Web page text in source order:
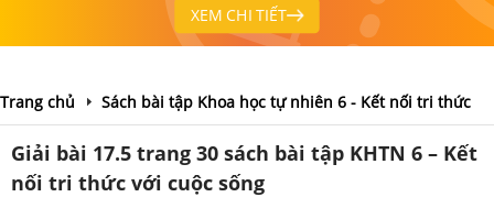
XEM CHI TIẾT
Trang chủ Sách bài tập Khoa học tự nhiên 6 - Kết nối tri thức
Giải bài 17.5 trang 30 sách bài tập KHTN 6 – Kết
nối tri thức với cuộc sống